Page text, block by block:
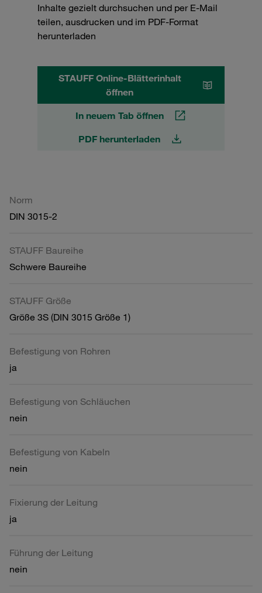
Inhalte gezielt durchsuchen und per E-Mail
teilen, ausdrucken und im PDF-Format
herunterladen
STAUFF Online-Blätterinhalt
öffnen
In neuem Tab öffnen
PDF herunterladen
Norm
DIN 3015-2
STAUFF Baureihe
Schwere Baureihe
STAUFF Größe
Größe 3S (DIN 3015 Größe 1)
Befestigung von Rohren
ja
Befestigung von Schläuchen
nein
Befestigung von Kabeln
nein
Fixierung der Leitung
ja
Führung der Leitung
nein